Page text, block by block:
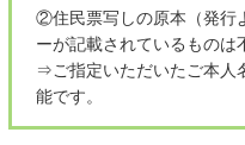
②住民票写しの原本（発行
ーが記載されているものは
⇒ご指定いただいたご本人
能です。